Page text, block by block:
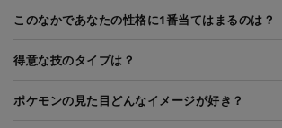
このなかであなたの性格に1番当てはまるのは？
得意な技のタイプは？
ポケモンの見た目どんなイメージが好き？